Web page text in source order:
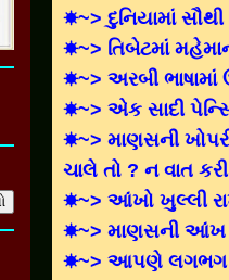
☀~> દુનિયામાં
☀~> તિબેટમાં
☀~> અરબી
☀~> એક સાદી
☀~> માણસની
ચાલે તો ? ન વાત
☀~> આંખો ખુલ્લી
☀~> માણસની
☀~> આપણે લગભગ